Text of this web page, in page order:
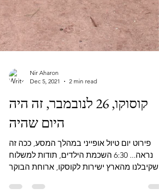
Nir Aharon
Dec 5, 2021
קוסוקו, 26 לנובמבר, זה היה